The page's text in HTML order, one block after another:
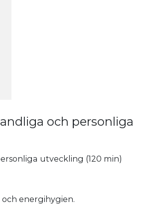
och personliga
utveckling (120 min)
energihygien.